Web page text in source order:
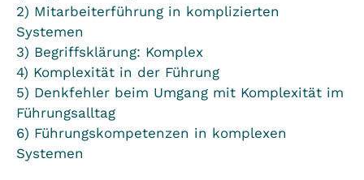
2) Mitarbeiterführung in komplizierten
Systemen
3) Begriffsklärung: Komplex
4) Komplexität in der Führung
5) Denkfehler beim Umgang mit Komplexität im
Führungsalltag
6) Führungskompetenzen in komplexen
Systemen